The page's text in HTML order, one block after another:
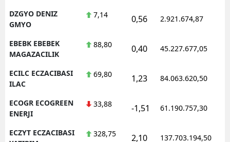
DZGYO DENIZ
GMYO
7,14 0,56 2.921.674,87
EBEBK EBEBEK
MAGAZACILIK
88,80 0,40 45.227.677,05
ECILC ECZACIBASI
ILAC
69,80 1,23 84.063.620,50
ECOGR ECOGREEN
ENERJI
33,88 -1,51 61.190.757,30
ECZYT ECZACIBASI
328,75 2,10 137.703.194,50